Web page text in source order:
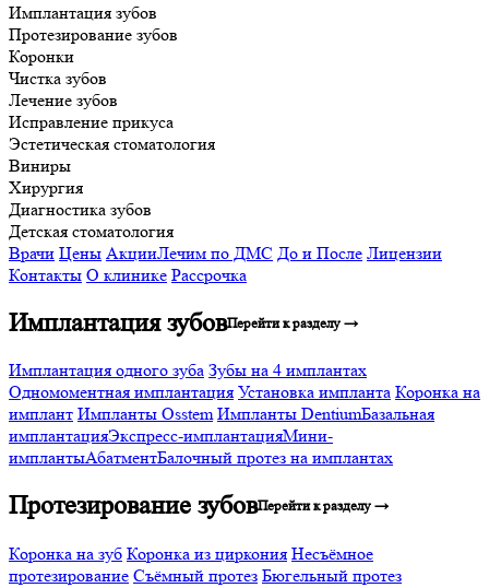
Имплантация зубов
Протезирование зубов
Коронки
Чистка зубов
Лечение зубов
Исправление прикуса
Эстетическая стоматология
Виниры
Хирургия
Диагностика зубов
Детская стоматология
Врачи Цены АкцииЛечим по ДМС До и После Лицензии
Контакты О клинике Рассрочка
Имплантация зубовПерейти к разделу →
Имплантация одного зуба Зубы на 4 имплантах
Одномоментная имплантация Установка импланта Коронка на
имплант Импланты Osstem Импланты DentiumБазальная
имплантацияЭкспресс-имплантацияМини-
имплантыАбатментБалочный протез на имплантах
Протезирование зубовПерейти к разделу →
Коронка на зуб Коронка из циркония Несъёмное
протезирование Съёмный протез Бюгельный протез